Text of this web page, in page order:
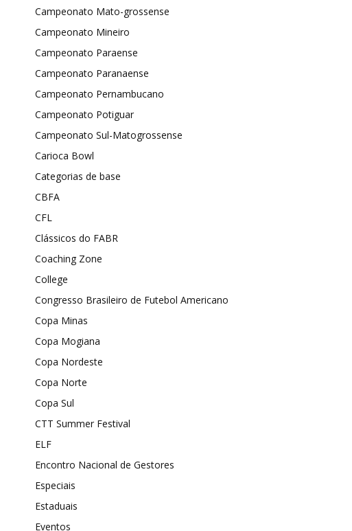
Campeonato Mato-grossense
Campeonato Mineiro
Campeonato Paraense
Campeonato Paranaense
Campeonato Pernambucano
Campeonato Potiguar
Campeonato Sul-Matogrossense
Carioca Bowl
Categorias de base
CBFA
CFL
Clássicos do FABR
Coaching Zone
College
Congresso Brasileiro de Futebol Americano
Copa Minas
Copa Mogiana
Copa Nordeste
Copa Norte
Copa Sul
CTT Summer Festival
ELF
Encontro Nacional de Gestores
Especiais
Estaduais
Eventos